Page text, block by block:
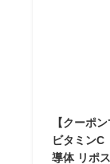
【クーポ
ビタミンC
導体 リポ